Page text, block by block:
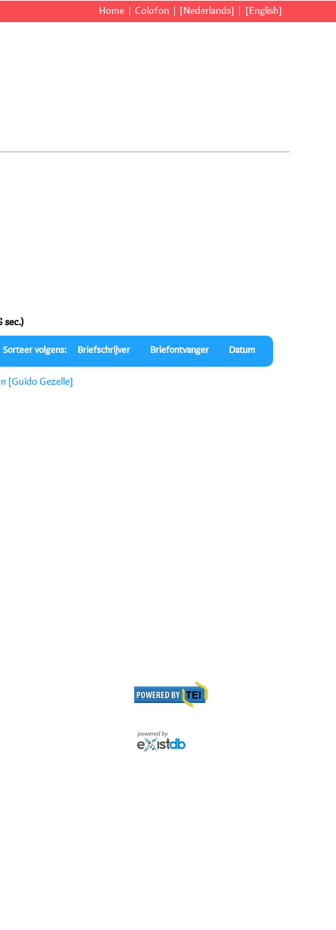
Home Colofon [Nederlands] [English]
sec.)
Sorteer volgens: Briefschrijver Briefontvanger Datum
[Guido Gezelle]